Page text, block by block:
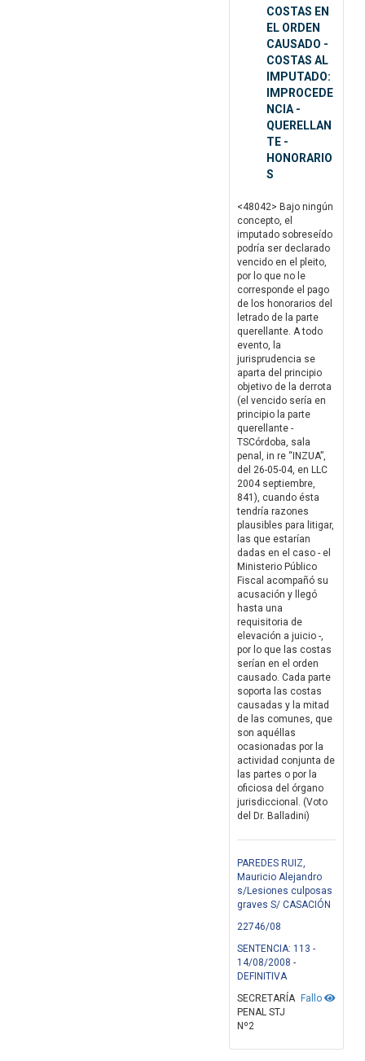
COSTAS EN
EL ORDEN
CAUSADO -
COSTAS AL
IMPUTADO:
IMPROCEDE
NCIA -
QUERELLAN
TE -
HONORARIO
S
<48042> Bajo ningún
concepto, el
imputado sobreseído
podría ser declarado
vencido en el pleito,
por lo que no le
corresponde el pago
de los honorarios del
letrado de la parte
querellante. A todo
evento, la
jurisprudencia se
aparta del principio
objetivo de la derrota
(el vencido sería en
principio la parte
querellante -
TSCórdoba, sala
penal, in re “INZUA”,
del 26-05-04, en LLC
2004 septiembre,
841), cuando ésta
tendría razones
plausibles para litigar,
las que estarían
dadas en el caso - el
Ministerio Público
Fiscal acompañó su
acusación y llegó
hasta una
requisitoria de
elevación a juicio -,
por lo que las costas
serían en el orden
causado. Cada parte
soporta las costas
causadas y la mitad
de las comunes, que
son aquéllas
ocasionadas por la
actividad conjunta de
las partes o por la
oficiosa del órgano
jurisdiccional. (Voto
del Dr. Balladini)
PAREDES RUIZ,
Mauricio Alejandro
s/Lesiones culposas
graves S/ CASACIÓN
22746/08
SENTENCIA: 113 -
14/08/2008 -
DEFINITIVA
Fallo
SECRETARÍA
PENAL STJ
Nº2